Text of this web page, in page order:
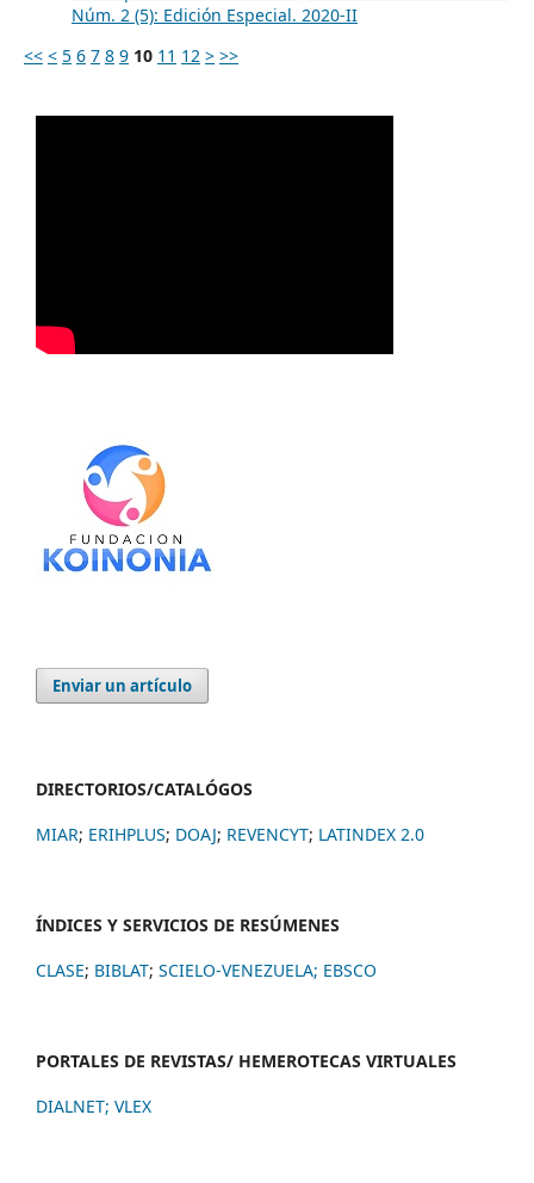
Núm. 2 (5): Edición Especial. 2020-II
<< < 5 6 7 8 9 10 11 12 > >>
Enviar un artículo
DIRECTORIOS/CATALÓGOS
MIAR; ERIHPLUS; DOAJ; REVENCYT; LATINDEX 2.0
ÍNDICES Y SERVICIOS DE RESÚMENES
CLASE; BIBLAT; SCIELO-VENEZUELA; EBSCO
PORTALES DE REVISTAS/ HEMEROTECAS VIRTUALES
DIALNET; VLEX